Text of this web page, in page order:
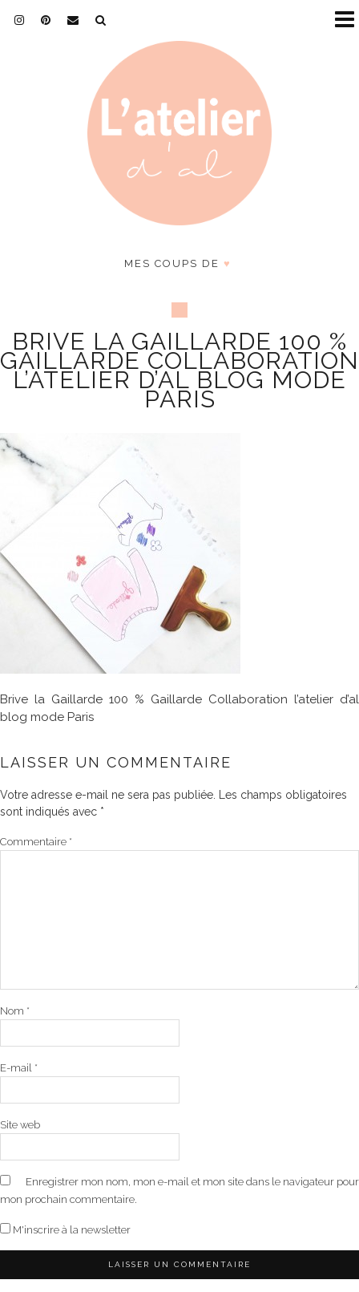
MES COUPS DE ♥
BRIVE LA GAILLARDE 100 %
GAILLARDE COLLABORATION
L’ATELIER D’AL BLOG MODE
PARIS
Brive la Gaillarde 100 % Gaillarde Collaboration l’atelier d’al
blog mode Paris
LAISSER UN COMMENTAIRE
Votre adresse e-mail ne sera pas publiée.
Les champs obligatoires
sont indiqués avec *
Commentaire *
Nom *
E-mail *
Site web
Enregistrer mon nom, mon e-mail et mon site dans le navigateur pour
mon prochain commentaire.
M'inscrire à la newsletter